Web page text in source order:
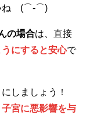
ね (⌒-⌒)
の場合は、直接
にすると安心で
しましょう！
子宮に悪影響を与